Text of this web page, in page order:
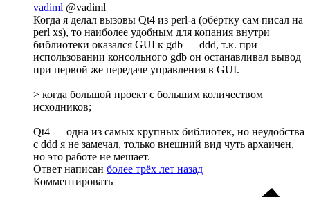
vadiml @vadiml
Когда я делал вызовы Qt4 из perl-a (обёртку сам писал на
perl xs), то наиболее удобным для копания внутри
библиотеки оказался GUI к gdb — ddd, т.к. при
использовании консольного gdb он останавливал вывод
при первой же передаче управления в GUI.
> когда большой проект с большим количеством
исходников;
Qt4 — одна из самых крупных библиотек, но неудобства
с ddd я не замечал, только внешний вид чуть архаичен,
но это работе не мешает.
Ответ написан более трёх лет назад
Комментировать